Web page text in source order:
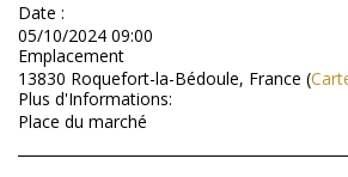
Date :
05/10/2024 09:00
Emplacement
13830 Roquefort-la-Bédoule, France (
Plus d'Informations:
Place du marché